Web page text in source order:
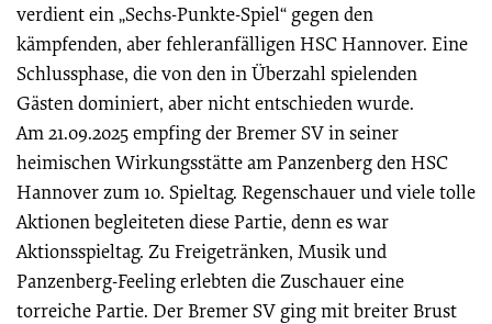
verdient ein „Sechs-Punkte-Spiel“ gegen den
kämpfenden, aber fehleranfälligen HSC Hannover. Eine
Schlussphase, die von den in Überzahl spielenden
Gästen dominiert, aber nicht entschieden wurde.
Am 21.09.2025 empfing der Bremer SV in seiner
heimischen Wirkungsstätte am Panzenberg den HSC
Hannover zum 10. Spieltag. Regenschauer und viele tolle
Aktionen begleiteten diese Partie, denn es war
Aktionsspieltag. Zu Freigetränken, Musik und
Panzenberg-Feeling erlebten die Zuschauer eine
torreiche Partie. Der Bremer SV ging mit breiter Brust